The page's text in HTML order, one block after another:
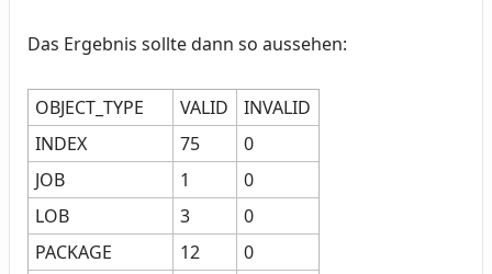
Das Ergebnis sollte dann so aussehen:
OBJECT_TYPE VALID
INVALID
INDEX
75
0
JOB
1
0
LOB
3
0
PACKAGE
12
0